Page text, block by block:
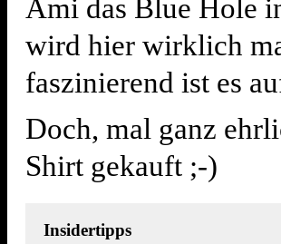
Ami das Blue Hole
wird hier wirklich
faszinierend ist es
Doch, mal ganz
Shirt gekauft ;-)
Insidertipps